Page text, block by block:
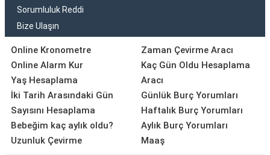
Sorumluluk Reddi
Bize Ulaşın
Online Kronometre
Online Alarm Kur
Yaş Hesaplama
İki Tarih Arasındaki Gün
Sayısını Hesaplama
Bebeğim kaç aylık oldu?
Uzunluk Çevirme
Zaman Çevirme Aracı
Kaç Gün Oldu Hesaplama
Aracı
Günlük Burç Yorumları
Haftalık Burç Yorumları
Aylık Burç Yorumları
Maaş